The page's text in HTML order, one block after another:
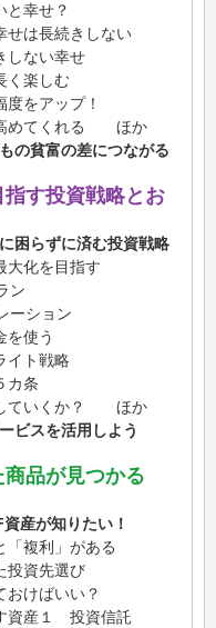
幸せ？
は長続きしない
ない幸せ
楽しむ
をアップ！
てくれる ほか
の貧富の差につながる
す投資戦略とお
困らずに済む投資戦略
化を目指す
ン
ション
使う
ト戦略
条
いくか？ ほか
ビスを活用しよう
商品が見つかる
産が知りたい！
複利」がある
資先選び
けばいい？
産１ 投資信託